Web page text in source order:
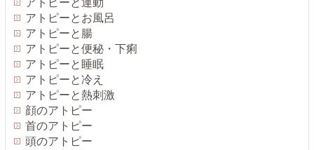
アトピーと運動
アトピーとお風呂
アトピーと腸
アトピーと便秘・下痢
アトピーと睡眠
アトピーと冷え
アトピーと熱刺激
顔のアトピー
首のアトピー
頭のアトピー